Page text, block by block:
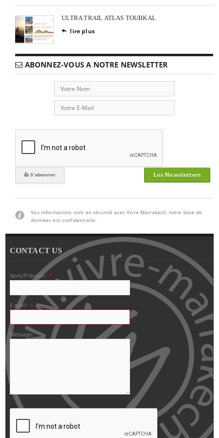
ULTRA TRAIL ATLAS TOUBKAL
 lire plus
ABONNEZ-VOUS A NOTRE NEWSLETTER
Les Newsletters
Vos informations sont en sécurité avec Vivre Marrakech, notre base de
données est confidentielle.
CONTACT US
Nom/Prénom: *
E-mail: *
Message: